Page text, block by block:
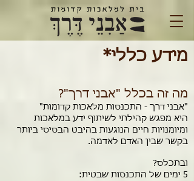
מידע כללי*
מה זה בכלל "אבני דרך"?
"אבני דרך - התכנסות מלאכות קדומות"
היא מפגש קהילתי לשיתוף ידע במלאכות
ומיומנויות חיים הנוגעות בהיבט הבסיסי ביותר
בקשר שבין האדם לאדמה.
ובתכלס?
5 ימים של התכנסות שבטית: